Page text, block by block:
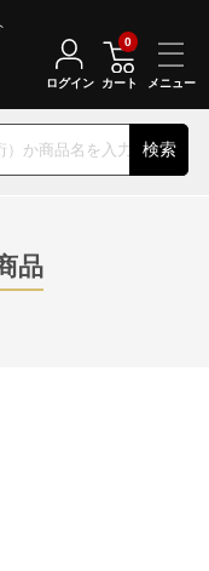
検索
ログイン カート
0
品